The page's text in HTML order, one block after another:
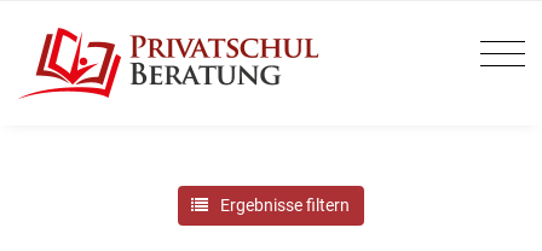
Ergebnisse filtern